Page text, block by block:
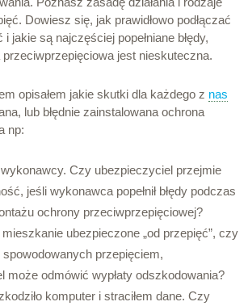
Dowiesz się, jak prawidłowo podłączać
jakie są najczęściej popełniane błędy,
jest nieskuteczna.
opisałem jakie skutki dla każdego z nas
lub błędnie zainstalowana ochrona
np:
Czy ubezpieczyciel przejmie
jeśli wykonawca popełnił błędy podczas
ochrony przeciwprzepięciowej?
ubezpieczone „od przepięć”, czy
przepięciem,
może odmówić wypłaty odszkodowania?
komputer i straciłem dane. Czy